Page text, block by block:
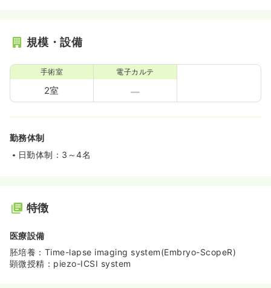
規模・設備
手術室
2室
電子カルテ
勤務体制
日勤体制：3～4名
特徴
医療設備
胚培養：Time-lapse imaging system(Embryo-ScopeR)
顕微授精：piezo-ICSI system